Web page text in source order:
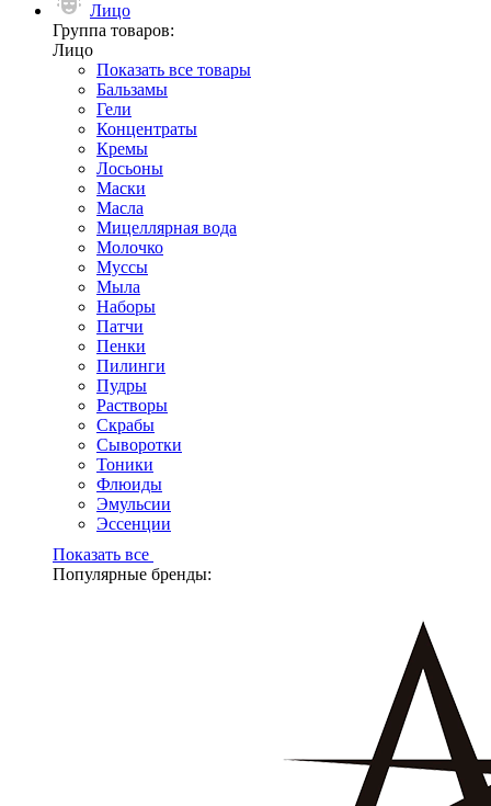
Лицо
Группа товаров:
Лицо
Показать все товары
Бальзамы
Гели
Концентраты
Кремы
Лосьоны
Маски
Масла
Мицеллярная вода
Молочко
Муссы
Мыла
Наборы
Патчи
Пенки
Пилинги
Пудры
Растворы
Скрабы
Сыворотки
Тоники
Флюиды
Эмульсии
Эссенции
Показать все
Популярные бренды: